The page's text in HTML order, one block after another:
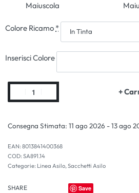
Maiuscola
Colore Ricamo *
Inserisci Colore
+
Consegna Stimata: 11 ago 2026 - 13 ago
EAN: 8013841400368
SA891.14
Categorie: Linea Asilo,Sacchetti Asilo
SHARE Save